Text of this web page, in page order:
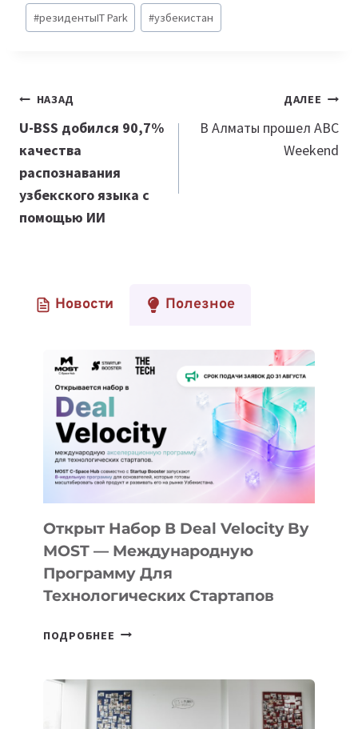
#резидентыIT Park #узбекистан
Навигация
по
записям
НАЗАД
U-BSS добился 90,7%
качества
распознавания
узбекского языка с
помощью ИИ
ДАЛЕЕ
В Алматы прошел ABC
Weekend
Новости Полезное
Открыт Набор В Deal Velocity By
MOST — Международную
Программу Для
Технологических Стартапов
ПОДРОБНЕЕ ОТКРЫТ
DEAL
VELOCITY